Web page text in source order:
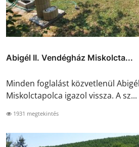
Abigél II. Vendégház Miskolcta...
Minden foglalást közvetlenül
Miskolctapolca igazol vissza. A sz...
1931 megtekintés